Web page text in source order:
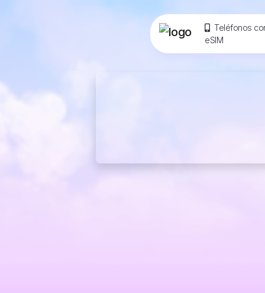
Teléfonos
eSIM